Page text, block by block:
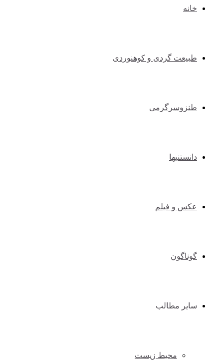
خانه
طبیعت گردی و کوهنوردی
طنزوسرگرمی
دانستنیها
عکس و فیلم
گوناگون
سایر مطالب
محیط زیست